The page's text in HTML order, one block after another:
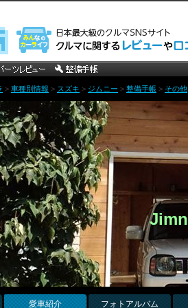
> 車種別情報 > スズキ > ジムニー > 整備手帳 > その他
愛車紹介 フォトアルバム